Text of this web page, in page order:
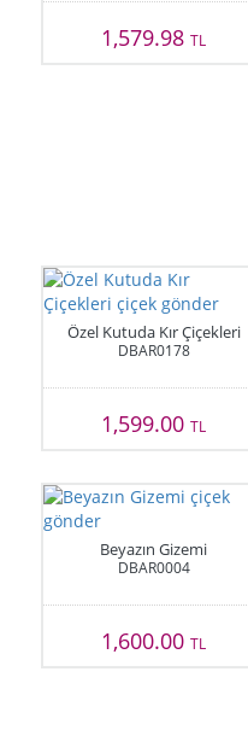
1,579.98TL
Özel Kutuda Kır Çiçekleri
DBAR0178
1,599.00TL
Beyazın Gizemi
DBAR0004
1,600.00TL